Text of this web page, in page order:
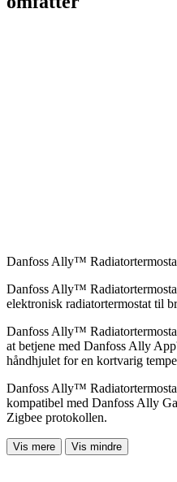
Danfoss Ally™
Danfoss Ally™
elektronisk radiatortermostat til
Danfoss Ally™
at betjene med Danfoss Ally
håndhjulet for en kortvarig
Danfoss Ally™
kompatibel med Danfoss Ally
Zigbee protokollen.
Vis mere Vis mindre